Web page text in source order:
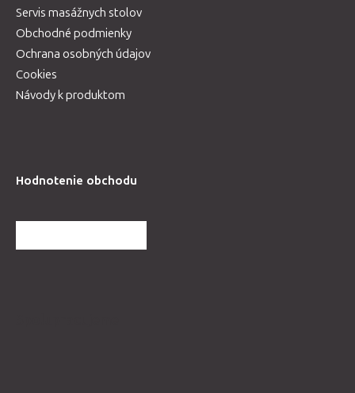
Servis masážnych stolov
Obchodné podmienky
Ochrana osobných údajov
Cookies
Návody k produktom
Hodnotenie obchodu